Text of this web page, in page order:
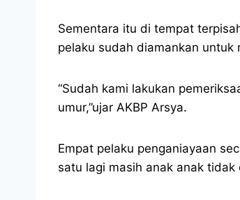
Sementara itu di tempat
pelaku sudah diamankan untuk
“Sudah kami lakukan
umur,”ujar AKBP Arsya.
Empat pelaku penganiayaan
satu lagi masih anak anak tidak